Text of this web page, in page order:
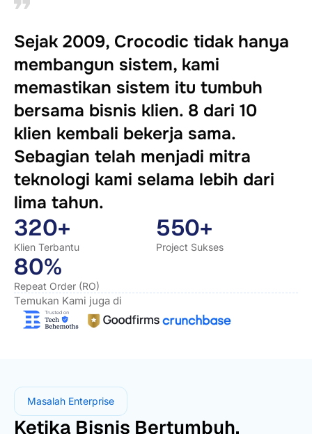
Sejak 2009, Crocodic tidak hanya
membangun sistem, kami
memastikan sistem itu tumbuh
bersama bisnis klien. 8 dari 10
klien kembali bekerja sama.
Sebagian telah menjadi mitra
teknologi kami selama lebih dari
lima tahun.
320+
Klien Terbantu
550+
Project Sukses
80%
Repeat Order (RO)
Temukan Kami juga di
Masalah Enterprise
Ketika Bisnis Bertumbuh,